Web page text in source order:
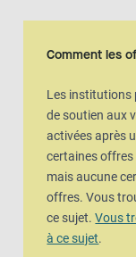
Vue de la
Comment les
Les institutions
de soutien aux
activées après
certaines offres
mais aucune
offres. Vous
ce sujet.Vous
à ce sujet.